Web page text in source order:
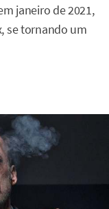
janeiro de 2021,
se tornando um